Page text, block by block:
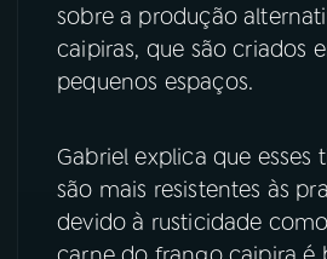
06VIDEOCASTS
07ÚLTIMAS
08 FESTIVAL DE MÚSICA
sobre a produção
caipiras, que são criados
pequenos espaços.
Gabriel explica que esses
são mais resistentes às
devido à rusticidade